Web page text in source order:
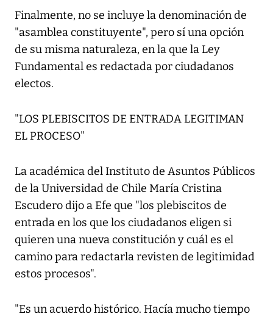
Finalmente, no se incluye la denominación de
"asamblea constituyente", pero sí una opción
de su misma naturaleza, en la que la Ley
Fundamental es redactada por ciudadanos
electos.
"LOS PLEBISCITOS DE ENTRADA LEGITIMAN
EL PROCESO"
La académica del Instituto de Asuntos Públicos
de la Universidad de Chile María Cristina
Escudero dijo a Efe que "los plebiscitos de
entrada en los que los ciudadanos eligen si
quieren una nueva constitución y cuál es el
camino para redactarla revisten de legitimidad
estos procesos".
"Es un acuerdo histórico. Hacía mucho tiempo